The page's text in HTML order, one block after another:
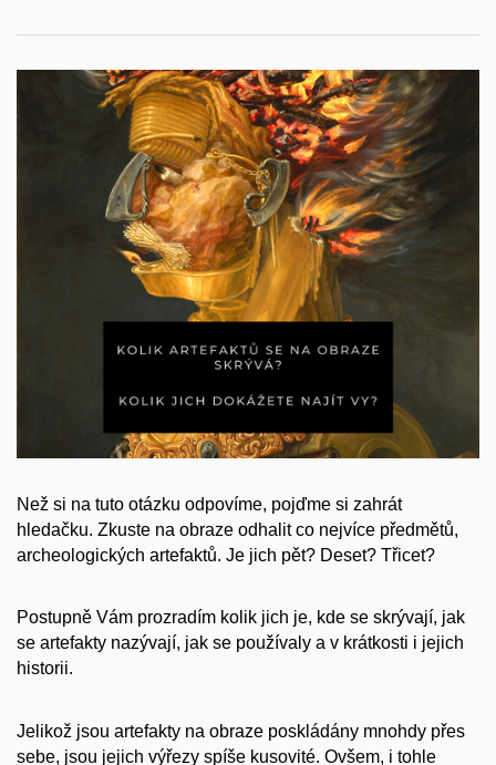
Než si na tuto otázku odpovíme, pojďme si zahrát
hledačku. Zkuste na obraze odhalit co nejvíce předmětů,
archeologických artefaktů. Je jich pět? Deset? Třicet?
Postupně Vám prozradím kolik jich je, kde se skrývají, jak
se artefakty nazývají, jak se používaly a v krátkosti i jejich
historii.
Jelikož jsou artefakty na obraze poskládány mnohdy přes
sebe, jsou jejich výřezy spíše kusovité. Ovšem, i tohle